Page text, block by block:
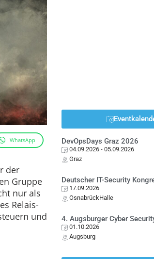
WhatsApp
der
Gruppe
nur als
Relais-
und
DevOpsDays Graz 2026
04.09.2026 - 05.09.2026
Graz
Deutscher IT-Security
17.09.2026
OsnabrückHalle
4. Augsburger Cyber
01.10.2026
Augsburg